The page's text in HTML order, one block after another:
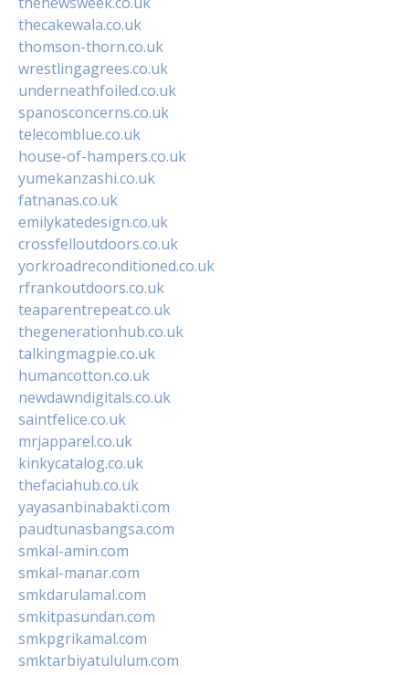
thecakewala.co.uk
thomson-thorn.co.uk
wrestlingagrees.co.uk
underneathfoiled.co.uk
spanosconcerns.co.uk
telecomblue.co.uk
house-of-hampers.co.uk
yumekanzashi.co.uk
fatnanas.co.uk
emilykatedesign.co.uk
crossfelloutdoors.co.uk
yorkroadreconditioned.co.uk
rfrankoutdoors.co.uk
teaparentrepeat.co.uk
thegenerationhub.co.uk
talkingmagpie.co.uk
humancotton.co.uk
newdawndigitals.co.uk
saintfelice.co.uk
mrjapparel.co.uk
kinkycatalog.co.uk
thefaciahub.co.uk
yayasanbinabakti.com
paudtunasbangsa.com
smkal-amin.com
smkal-manar.com
smkdarulamal.com
smkitpasundan.com
smkpgrikamal.com
smktarbiyatululum.com